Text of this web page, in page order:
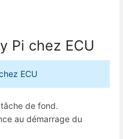
Pi chez ECU
ECU
de fond.
au démarrage du